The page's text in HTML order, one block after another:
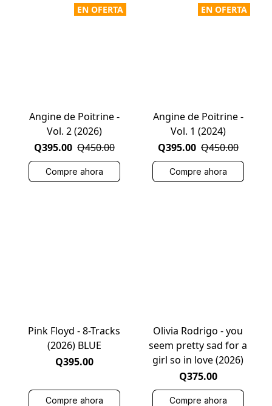
EN OFERTA
Angine de Poitrine -
Vol. 2 (2026)
Q395.00 Q450.00
Compre ahora
EN OFERTA
Angine de Poitrine -
Vol. 1 (2024)
Q395.00 Q450.00
Compre ahora
Pink Floyd - 8-Tracks
(2026) BLUE
Q395.00
Compre ahora
Olivia Rodrigo - you
seem pretty sad for a
girl so in love (2026)
Q375.00
Compre ahora